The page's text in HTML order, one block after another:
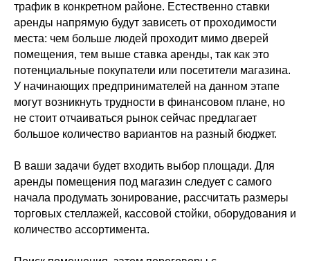
трафик в конкретном районе. Естественно ставки
аренды напрямую будут зависеть от проходимости
места: чем больше людей проходит мимо дверей
помещения, тем выше ставка аренды, так как это
потенциальные покупатели или посетители магазина.
У начинающих предпринимателей на данном этапе
могут возникнуть трудности в финансовом плане, но
не стоит отчаиваться рынок сейчас предлагает
большое количество вариантов на разный бюджет.
В ваши задачи будет входить выбор площади. Для
аренды помещения под магазин следует с самого
начала продумать зонирование, рассчитать размеры
торговых стеллажей, кассовой стойки, оборудования и
количество ассортимента.